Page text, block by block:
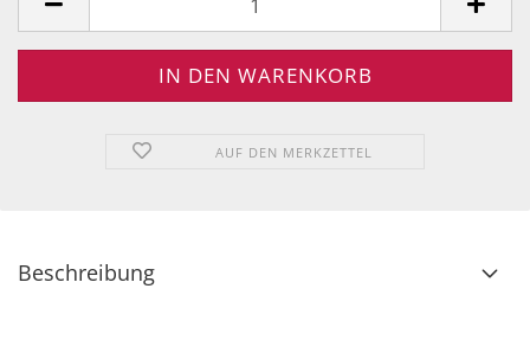
AUF DEN MERKZETTEL
Beschreibung